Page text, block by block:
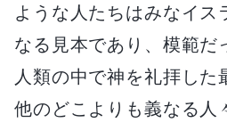
ような人たちはみなイス
なる見本であり、模範だ
人類の中で神を礼拝した
他のどこよりも義なる人